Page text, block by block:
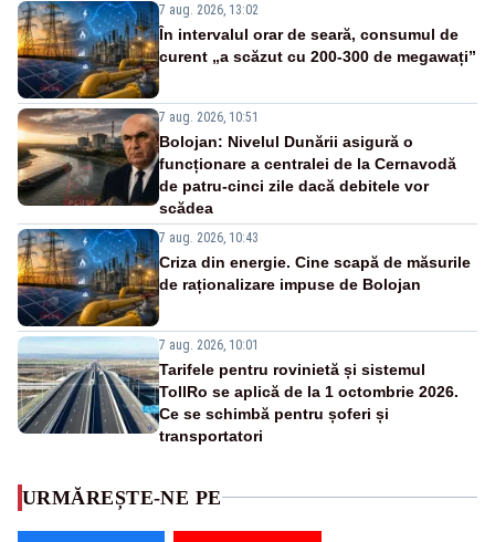
7 aug. 2026, 13:02
În intervalul orar de seară, consumul de
curent „a scăzut cu 200-300 de megawați”
7 aug. 2026, 10:51
Bolojan: Nivelul Dunării asigură o
funcționare a centralei de la Cernavodă
de patru-cinci zile dacă debitele vor
scădea
7 aug. 2026, 10:43
Criza din energie. Cine scapă de măsurile
de raționalizare impuse de Bolojan
7 aug. 2026, 10:01
Tarifele pentru rovinietă și sistemul
TollRo se aplică de la 1 octombrie 2026.
Ce se schimbă pentru șoferi și
transportatori
URMĂREȘTE-NE PE